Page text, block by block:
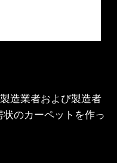
造業者および製造者
のカーペットを作っ